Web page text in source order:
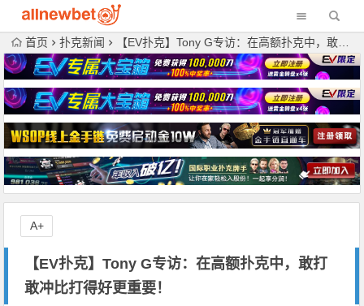
首页 扑克新闻 【EV扑克】Tony G专访：在高额扑克中，敢打敢冲比打得好更重要！
【EV扑克】Tony G专访：在高额扑克中，敢打
敢冲比打得好更重要！
A+